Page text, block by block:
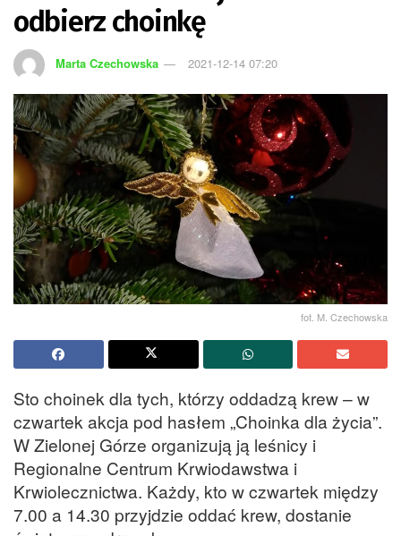
odbierz choinkę
Marta Czechowska 2021-12-14 07:20
fot. M. Czechowska
Sto choinek dla tych, którzy oddadzą krew – w
czwartek akcja pod hasłem „Choinka dla życia”.
W Zielonej Górze organizują ją leśnicy i
Regionalne Centrum Krwiodawstwa i
Krwiolecznictwa. Każdy, kto w czwartek między
7.00 a 14.30 przyjdzie oddać krew, dostanie